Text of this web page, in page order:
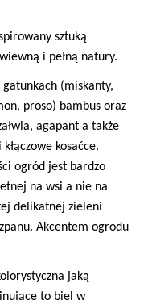
sztuką
i pełną natury.
(miskanty,
proso) bambus oraz
agapant a także
kosaćce.
ogród jest bardzo
na wsi a nie na
delikatnej zieleni
Akcentem ogrodu
jaką
to biel w